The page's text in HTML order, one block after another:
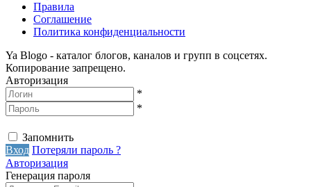
Правила
Соглашение
Политика конфиденциальности
Ya Blogo - каталог блогов, каналов и групп в соцсетях.
Копирование запрещено.
Авторизация
*
*
Запомнить
Вход Потеряли пароль ?
Авторизация
Генерация пароля